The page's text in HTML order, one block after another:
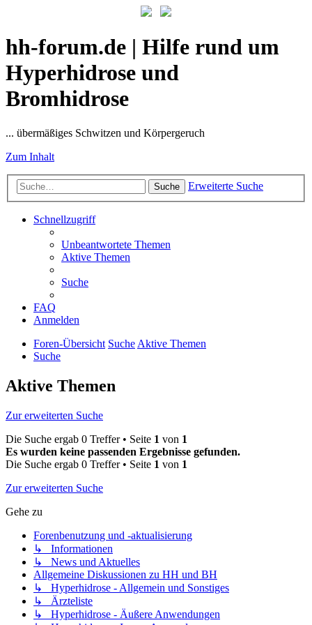
hh-forum.de | Hilfe rund um
Hyperhidrose und
Bromhidrose
... übermäßiges Schwitzen und Körpergeruch
Zum Inhalt
Suche Erweiterte Suche
Schnellzugriff
Unbeantwortete Themen
Aktive Themen
Suche
FAQ
Anmelden
Foren-Übersicht SucheAktive Themen
Suche
Aktive Themen
Zur erweiterten Suche
Die Suche ergab 0 Treffer • Seite 1 von 1
Es wurden keine passenden Ergebnisse gefunden.
Die Suche ergab 0 Treffer • Seite 1 von 1
Zur erweiterten Suche
Gehe zu
Forenbenutzung und -aktualisierung
↳ Informationen
↳ News und Aktuelles
Allgemeine Diskussionen zu HH und BH
↳ Hyperhidrose - Allgemein und Sonstiges
↳ Ärzteliste
↳ Hyperhidrose - Äußere Anwendungen